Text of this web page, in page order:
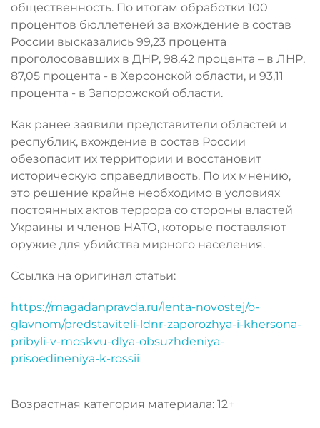
общественность. По итогам обработки 100
процентов бюллетеней за вхождение в состав
России высказались 99,23 процента
проголосовавших в ДНР, 98,42 процента – в ЛНР,
87,05 процента - в Херсонской области, и 93,11
процента - в Запорожской области.
Как ранее заявили представители областей и
республик, вхождение в состав России
обезопасит их территории и восстановит
историческую справедливость. По их мнению,
это решение крайне необходимо в условиях
постоянных актов террора со стороны властей
Украины и членов НАТО, которые поставляют
оружие для убийства мирного населения.
Ссылка на оригинал статьи:
https://magadanpravda.ru/lenta-novostej/o-
glavnom/predstaviteli-ldnr-zaporozhya-i-khersona-
pribyli-v-moskvu-dlya-obsuzhdeniya-
prisoedineniya-k-rossii
Возрастная категория материала: 12+